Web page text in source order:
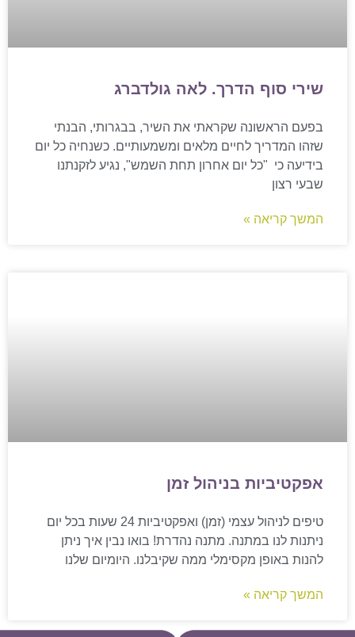
שירי סוף הדרך. לאה גולדברג
בפעם הראשונה שקראתי את השיר, בבגרותי, הבנתי
שזהו המדריך לחיים מלאים ומשמעותיים. כשנחיה כל יום
בידיעה כי "כל יום אחרון תחת השמש", נגיע לזקנתנו
שבעי רצון
המשך קריאה »
אפקטיביות בניהול זמן
טיפים לניהול עצמי (זמן) ואפקטיביות 24 שעות בכל יום
ניתנות לנו במתנה. מתנה נהדרת! בואו נבין איך ניתן
להנות באופן מקסימלי ממה שקיבלנו. היומיום שלנו
המשך קריאה »